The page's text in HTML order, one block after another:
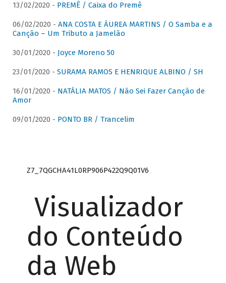
13/02/2020 - PREMÊ / Caixa do Premê
06/02/2020 - ANA COSTA E ÁUREA MARTINS / O Samba e a
Canção – Um Tributo a Jamelão
30/01/2020 - Joyce Moreno 50
23/01/2020 - SURAMA RAMOS E HENRIQUE ALBINO / SH
16/01/2020 - NATÁLIA MATOS / Não Sei Fazer Canção de
Amor
09/01/2020 - PONTO BR / Trancelim
Z7_7QGCHA41L0RP906P422Q9Q01V6
Visualizador
do Conteúdo
da Web